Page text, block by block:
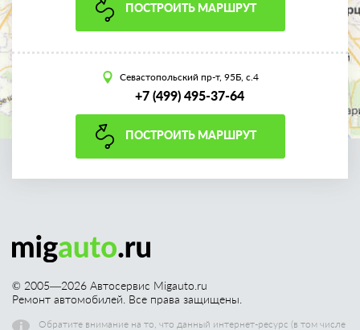
ПОСТРОИТЬ МАРШРУТ
Севастопольский пр-т, 95Б, с.4
+7 (499) 495-37-64
ПОСТРОИТЬ МАРШРУТ
© 2005—2026 Автосервис Migauto.ru
Ремонт автомобилей. Все права защищены.
Обратите внимание на то, что данный интернет-ресурс (в том числе